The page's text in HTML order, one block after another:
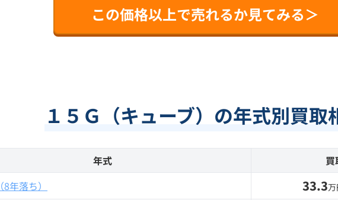
この価格以上で売れるか見てみる＞
１５Ｇ（キューブ）の年式別買取
年式
買
年落ち）
33.3